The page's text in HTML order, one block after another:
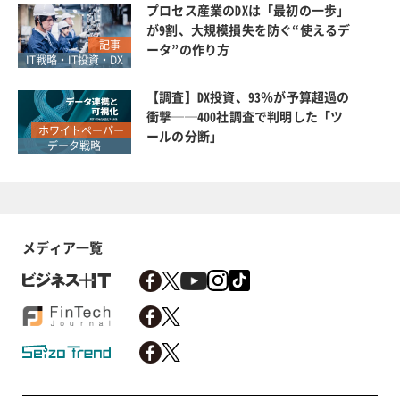
記事
IT戦略・IT投資・DX
プロセス産業のDXは「最初の一歩」
が9割、大規模損失を防ぐ“使えるデ
ータ”の作り方
ホワイトペーパー
データ戦略
【調査】DX投資、93％が予算超過の
衝撃──400社調査で判明した「ツ
ールの分断」
メディア一覧